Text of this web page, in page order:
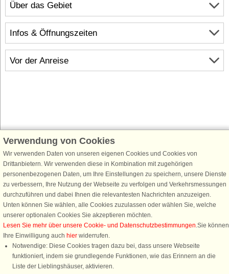
Über das Gebiet
Infos & Öffnungszeiten
Vor der Anreise
Schließen Sie sich 100.000 Ferienhaus-Fans an
Erhalten Sie einenWillkommensgutschein von 25 € für Ihren nächsten
Ferienhausurlaub - melden Sie sich einfach für den DanCenter Newsletter
an. Verpassen Sie nie wieder exklusive Angebote, Gewinnspiele und
Urlaubstipps!
Newsletter abonnieren
Verwendung von Cookies
Wir verwenden Daten von unseren eigenen Cookies und Cookies von
Drittanbietern. Wir verwenden diese in Kombination mit zugehörigen
personenbezogenen Daten, um Ihre Einstellungen zu speichern, unsere Dienste
zu verbessern, Ihre Nutzung der Webseite zu verfolgen und Verkehrsmessungen
durchzuführen und dabei Ihnen die relevantesten Nachrichten anzuzeigen.
Unten können Sie wählen, alle Cookies zuzulassen oder wählen Sie, welche
unserer optionalen Cookies Sie akzeptieren möchten.
Lesen Sie mehr über unsere Cookie- und Datenschutzbestimmungen.Sie können
Ihre Einwilligung auch hier widerrufen.
Notwendige: Diese Cookies tragen dazu bei, dass unsere Webseite
funktioniert, indem sie grundlegende Funktionen, wie das Erinnern an die
Liste der Lieblingshäuser, aktivieren.